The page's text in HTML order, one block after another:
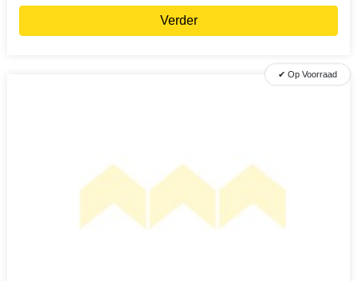
Verder
✔ Op Voorraad